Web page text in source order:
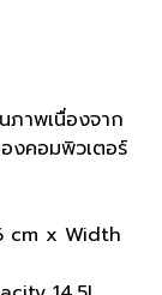
ภาพเนื่องจาก
งคอมพิวเตอร์
cm x Width